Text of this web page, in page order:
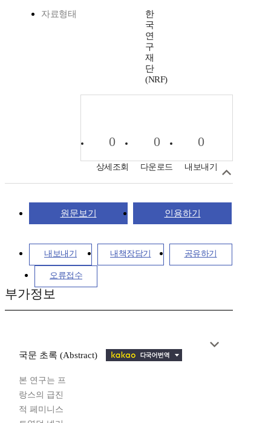
자료형태
한
국
연
구
재
단
(NRF)
0
상세조회
0
다운로드
0
내보내기
원문보기 인용하기
내보내기 내책장담기 공유하기
오류접수
부가정보
국문 초록 (Abstract)
본 연구는 프
랑스의 급진
적 페미니스